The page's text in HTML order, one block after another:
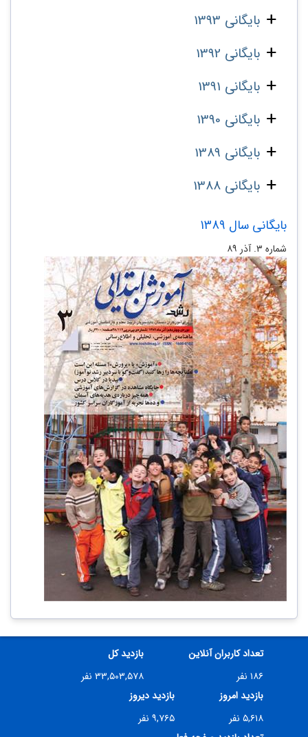
بایگانی 1393
بایگانی 1392
بایگانی 1391
بایگانی 1390
بایگانی 1389
بایگانی 1388
بایگانی سال 1389
شماره‌ ۳. آذر ۸۹
تعداد کاربران آنلاین
۱۸۶ نفر
بازدید کل
۳۳,۵۰۳,۵۷۸ نفر
بازدید امروز
۵,۶۱۸ نفر
بازدید دیروز
۹,۷۶۵ نفر